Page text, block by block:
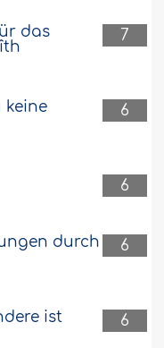
7
das
6
keine
6
6
durch
6
ist